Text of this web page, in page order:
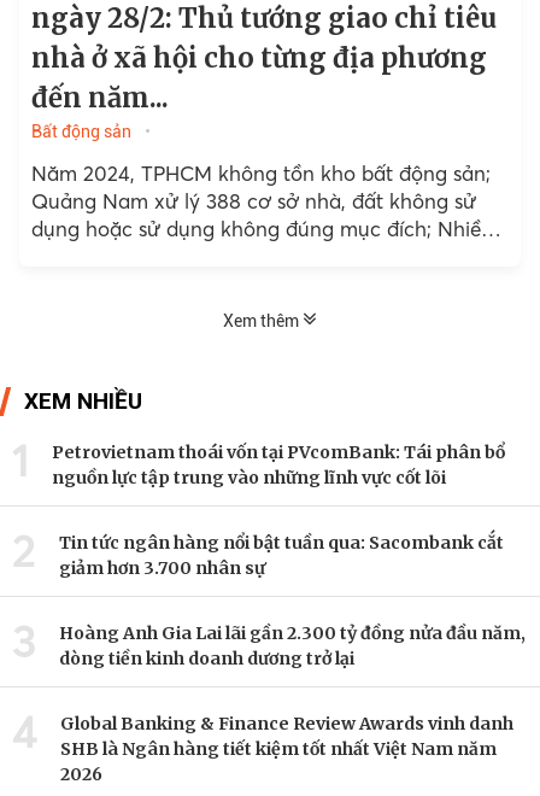
ngày 28/2: Thủ tướng giao chỉ tiêu
nhà ở xã hội cho từng địa phương
đến năm...
Bất động sản
Năm 2024, TPHCM không tồn kho bất động sản;
Quảng Nam xử lý 388 cơ sở nhà, đất không sử
dụng hoặc sử dụng không đúng mục đích; Nhiều
Xem thêm
XEM NHIỀU
1
Petrovietnam thoái vốn tại PVcomBank: Tái phân bổ
nguồn lực tập trung vào những lĩnh vực cốt lõi
2
Tin tức ngân hàng nổi bật tuần qua: Sacombank cắt
giảm hơn 3.700 nhân sự
3
Hoàng Anh Gia Lai lãi gần 2.300 tỷ đồng nửa đầu năm,
dòng tiền kinh doanh dương trở lại
4
Global Banking & Finance Review Awards vinh danh
SHB là Ngân hàng tiết kiệm tốt nhất Việt Nam năm
2026